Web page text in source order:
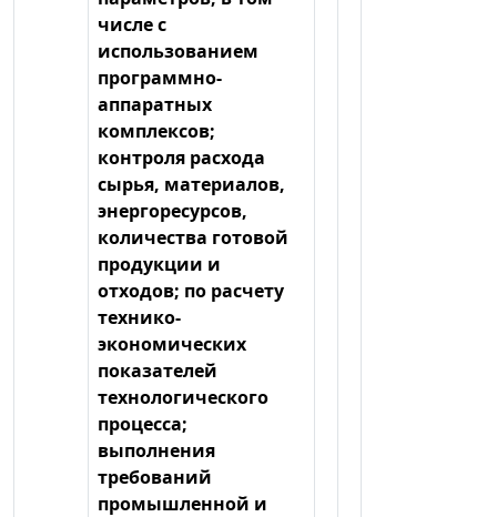
числе с
использованием
программно-
аппаратных
комплексов;
контроля расхода
сырья, материалов,
энергоресурсов,
количества готовой
продукции и
отходов; по расчету
технико-
экономических
показателей
технологического
процесса;
выполнения
требований
промышленной и